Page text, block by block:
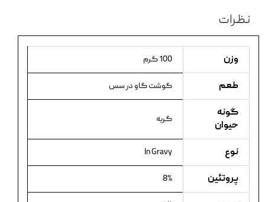
نظرات
وزن 100 گرم
طعم گوشت گاو در سس
گونه
حیوان
گربه
نوع In Gravy
پروتئین 8%